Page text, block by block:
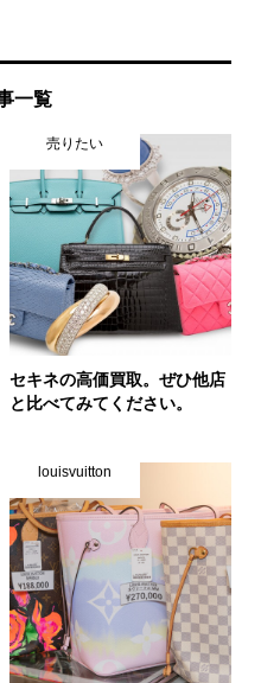
一覧
売りたい
セキネの高価買取。ぜひ他店
と比べてみてください。
louisvuitton